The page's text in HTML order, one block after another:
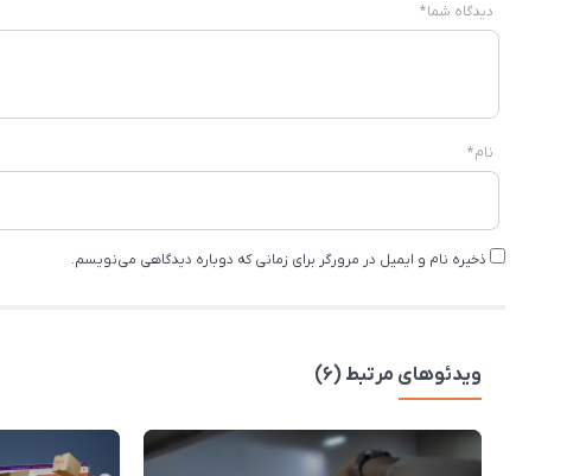
دیدگاه شما*
نام*
ذخیره نام و ایمیل در مرورگر برای زمانی که دوباره دیدگاهی می‌نویسم.
ویدئوهای مرتبط (6)